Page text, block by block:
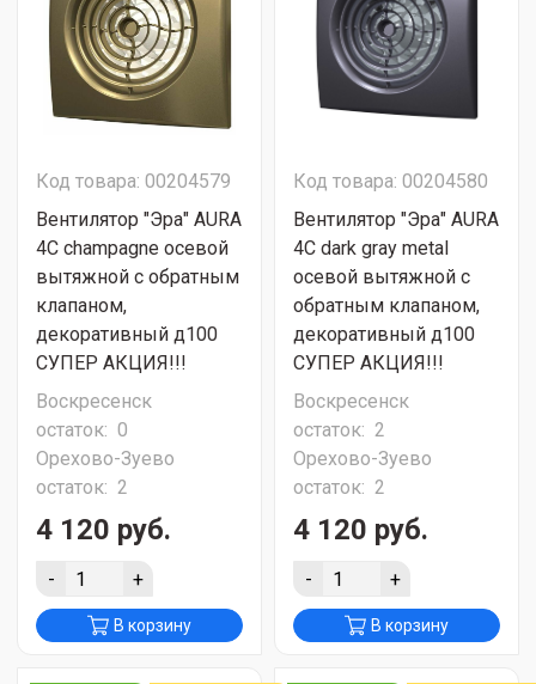
Код товара: 00204579
Вентилятор "Эра" AURA
4C champagne осевой
вытяжной с обратным
клапаном,
декоративный д100
СУПЕР АКЦИЯ!!!
Воскресенск
остаток: 0
Орехово-Зуево
остаток: 2
4 120 руб.
- +
В корзину
Код товара: 00204580
Вентилятор "Эра" AURA
4C dark gray metal
осевой вытяжной с
обратным клапаном,
декоративный д100
СУПЕР АКЦИЯ!!!
Воскресенск
остаток: 2
Орехово-Зуево
остаток: 2
4 120 руб.
- +
В корзину